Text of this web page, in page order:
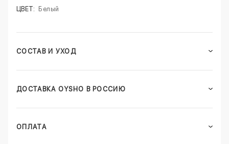
ЦВЕТ: Белый
СОСТАВ И УХОД
ДОСТАВКА OYSHO В РОССИЮ
ОПЛАТА